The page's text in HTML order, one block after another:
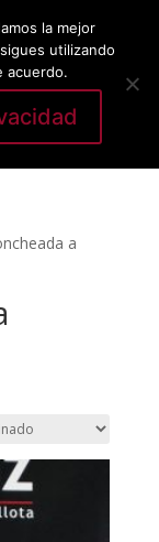
a
la mejor
utilizando
acuerdo.